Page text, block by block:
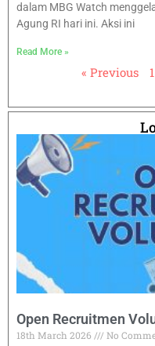
dalam MBG Watch
Agung RI hari ini. Aksi ini
Read More »
« Previous 1
Open Recruitmen
18th March 2026
No